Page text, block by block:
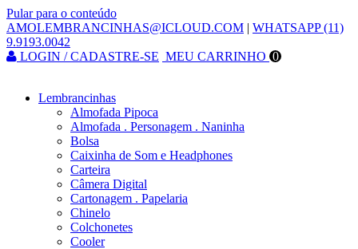
Pular para o conteúdo
AMOLEMBRANCINHAS@ICLOUD.COM | WHATSAPP (11)
9.9193.0042
LOGIN / CADASTRE-SE MEU CARRINHO 0
Lembrancinhas
Almofada Pipoca
Almofada . Personagem . Naninha
Bolsa
Caixinha de Som e Headphones
Carteira
Câmera Digital
Cartonagem . Papelaria
Chinelo
Colchonetes
Cooler